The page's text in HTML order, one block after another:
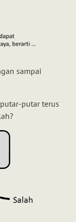
sampai
putar terus